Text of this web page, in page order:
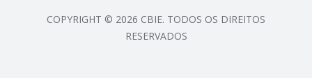
COPYRIGHT © 2026 CBIE. TODOS OS DIREITOS
RESERVADOS